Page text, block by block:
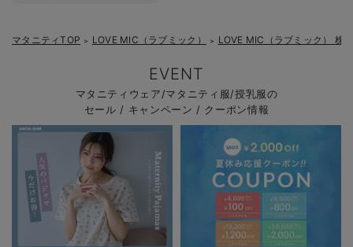
マタニティTOP ＞ LOVE MIC（ラブミック） ＞ LOVE MIC（ラブミック） 株
EVENT
マタニティウェア/マタニティ服/授乳服の
セール / キャンペーン / クーポン情報